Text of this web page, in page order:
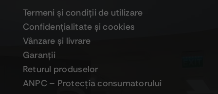
Termeni şi condiţii de utilizare
Confidenţialitate şi cookies
Vânzare şi livrare
Garanţii
Returul produselor
ANPC – Protecţia consumatorului